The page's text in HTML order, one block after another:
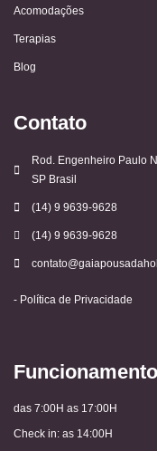
Acomodações
Terapias
Blog
Contato
Rod. Engenheiro Paulo
SP Brasil
(14) 9 9639-9628
(14) 9 9639-9628
- Política de Privacidade
Funcionamento
das 7:00H as 17:00H
Check in: as 14:00H